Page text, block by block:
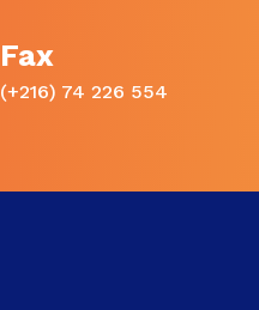
Fax
(+216) 74 226 554